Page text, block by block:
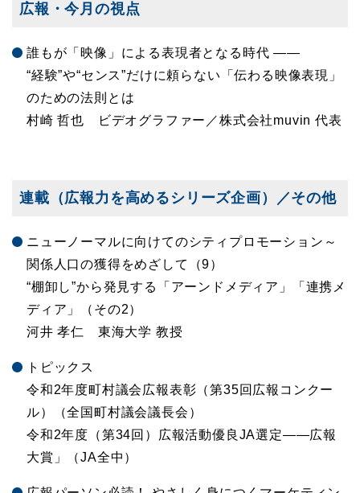
広報・今月の視点
誰もが「映像」による表現者となる時代 ――
“経験”や“センス”だけに頼らない「伝わる映像表現」
のための法則とは
村崎 哲也 ビデオグラファー／株式会社muvin 代表
連載（広報力を高めるシリーズ企画）／その他
ニューノーマルに向けてのシティプロモーション～
関係人口の獲得をめざして（9）
“棚卸し”から発見する「アーンドメディア」「連携メ
ディア」（その2）
河井 孝仁 東海大学 教授
トピックス
令和2年度町村議会広報表彰（第35回広報コンクー
ル）（全国町村議会議長会）
令和2年度（第34回）広報活動優良JA選定――広報
大賞」（JA全中）